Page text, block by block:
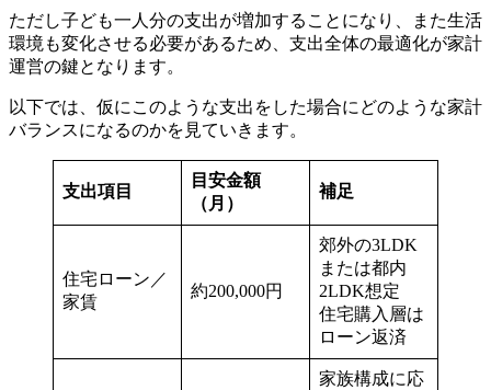
ただし子ども一人分の支出が増加することになり、また生活
環境も変化させる必要があるため、支出全体の最適化が家計
運営の鍵となります。
以下では、仮にこのような支出をした場合にどのような家計
バランスになるのかを見ていきます。
支出項目
目安金額
（月）
補足
住宅ローン／
家賃
約200,000円
郊外の3LDK
または都内
2LDK想定
住宅購入層は
ローン返済
家族構成に応